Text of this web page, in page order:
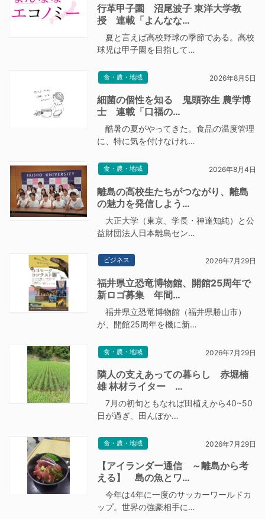
行革甲子園 沼尾波子 東洋大学教
授 連載「よんなな…
夏と言えば高校野球の季節である。高校
球児は甲子園を目指して…
食・農・地域 2026年8月5日
細菌の個性を知る 鬼頭弥生 農学博
士 連載「口福の…
酷暑の夏がやってきた。食品の温度管理
に、特に気を付けなけれ…
食・農・地域 2026年8月4日
離島の高校生たちがつながり、離島
の魅力を発信しよう…
大正大学（東京、学長・神達知純）と公
益財団法人日本離島セン…
ビジネス 2026年7月29日
福井県立恐竜博物館、開館25周年で
新ロゴ募集 年間…
福井県立恐竜博物館（福井県勝山市）
が、開館25周年を機に新…
食・農・地域 2026年7月29日
隣人の支えあっての暮らし 赤堀楠
雄 林材ライター …
7月の初旬ともなれば田植えから40~50
日が過ぎ、田んぼか…
食・農・地域 2026年7月29日
【アイランダー通信 ～離島から考
える】 島の魚とワ…
今年は4年に一度のサッカーワールドカ
ップ。世界の強豪相手に…